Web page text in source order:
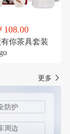
108.00
你茶具套装
更多
防护
周边